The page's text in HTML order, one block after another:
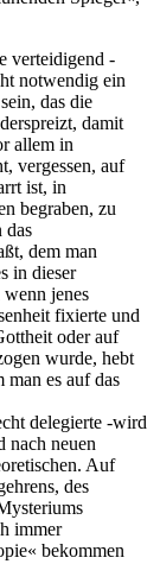
verteidigend -
notwendig ein
das die
damit
allem in
vergessen, auf
ist, in
begraben, zu
das
dem man
in dieser
jenes
fixierte und
oder auf
wurde, hebt
es auf das
delegierte -wird
nach neuen
Auf
des
immer
bekommen